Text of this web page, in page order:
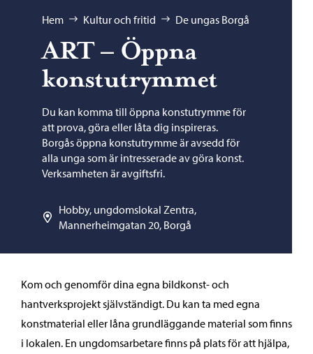
Bläddra:
Hem Kultur och fritid De ungas Borgå
ART – Öppna
konstutrymmet
Du kan komma till öppna konstutrymme för
att prova, göra eller låta dig inspireras.
Borgås öppna konstutrymme är avsedd för
alla unga som är intresserade av göra konst.
Verksamheten är avgiftsfri.
Hobby, ungdomslokal Zentra,
Mannerheimgatan 20, Borgå
Kom och genomför dina egna bildkonst- och
hantverksprojekt självständigt. Du kan ta med egna
konstmaterial eller låna grundläggande material som finns
i lokalen. En ungdomsarbetare finns på plats för att hjälpa,